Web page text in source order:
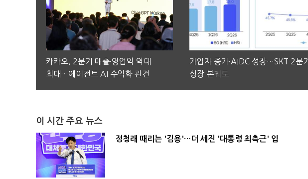
카카오, 2분기 매출·영업익 역대
최대…에이전트 AI 수익화 관건
가입자 증가·AIDC 성장…SKT 2분기
성장 본궤도
이 시간 주요 뉴스
정청래 때리는 '김용'…더 세진 '대통령 최측근' 입